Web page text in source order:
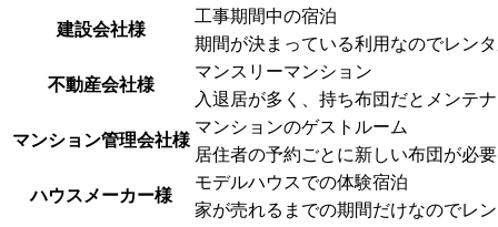
建設会社様
工事期間中の宿泊
期間が決まっている利用なのでレン
不動産会社様
マンスリーマンション
入退居が多く、持ち布団だとメンテ
マンション管理会社様
マンションのゲストルーム
居住者の予約ごとに新しい布団が必
ハウスメーカー様
モデルハウスでの体験宿泊
家が売れるまでの期間だけなのでレ